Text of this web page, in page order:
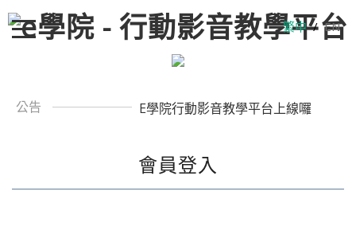
繁中 / EN
公告 E學院行動影音教學平台上線囉
會員登入